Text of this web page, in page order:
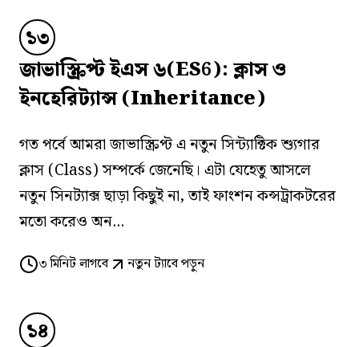
১৩
জাভাস্ক্রিপ্ট ইএস ৬(ES6): ক্লাস ও
ইনহেরিট্যান্স (Inheritance)
গত পর্বে আমরা জাভাস্ক্রিপ্ট এ নতুন সিন্ট্যাক্টিক শ্যুগার
ক্লাস (Class) সম্পর্কে জেনেছি। এটা যেহেতু আসলে
নতুন সিনট্যাক্স ছাড়া কিছুই না, তাই ফাংশন কন্সট্রাকটরের
মতো করেও অন...
৩মিনিট লাগবে নতুন ট্যাবে পড়ুন
১৪